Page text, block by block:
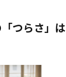
つらさ」